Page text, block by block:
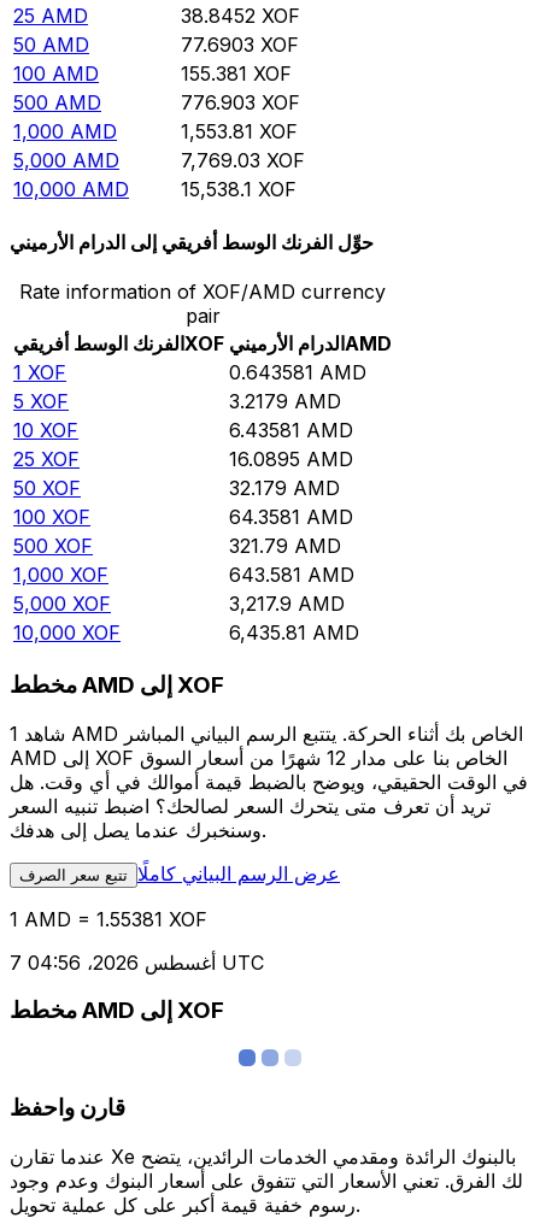
25 AMD 38.8452 XOF
50 AMD 77.6903 XOF
100 AMD 155.381 XOF
500 AMD 776.903 XOF
1,000 AMD 1,553.81 XOF
5,000 AMD 7,769.03 XOF
10,000 AMD 15,538.1 XOF
حوِّل الفرنك الوسط أفريقي إلى الدرام الأرميني
Rate information of XOF/AMD currency
pair
الفرنك الوسط أفريقيXOF الدرام الأرمينيAMD
1 XOF 0.643581 AMD
5 XOF 3.2179 AMD
10 XOF 6.43581 AMD
25 XOF 16.0895 AMD
50 XOF 32.179 AMD
100 XOF 64.3581 AMD
500 XOF 321.79 AMD
1,000 XOF 643.581 AMD
5,000 XOF 3,217.9 AMD
10,000 XOF 6,435.81 AMD
مخطط AMD إلى XOF
شاهد 1 AMD الخاص بك أثناء الحركة. يتتبع الرسم البياني المباشر
AMD إلى XOF الخاص بنا على مدار 12 شهرًا من أسعار السوق
في الوقت الحقيقي، ويوضح بالضبط قيمة أموالك في أي وقت. هل
تريد أن تعرف متى يتحرك السعر لصالحك؟ اضبط تنبيه السعر
وسنخبرك عندما يصل إلى هدفك.
تتبع سعر الصرف عرض الرسم البياني كاملًا
1 AMD = 1.55381 XOF
7 أغسطس 2026، 04:56 UTC
مخطط AMD إلى XOF
قارن واحفظ
عندما تقارن Xe بالبنوك الرائدة ومقدمي الخدمات الرائدين، يتضح
لك الفرق. تعني الأسعار التي تتفوق على أسعار البنوك وعدم وجود
رسوم خفية قيمة أكبر على كل عملية تحويل.